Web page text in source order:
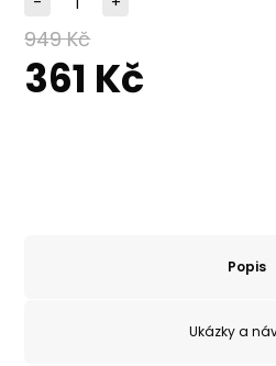
949 Kč
361 Kč
Popis
Ukázky a